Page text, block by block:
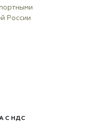
России
С НДС